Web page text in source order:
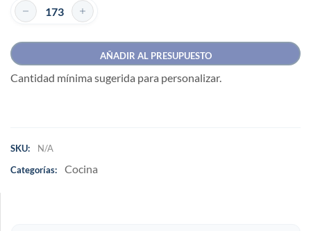
AÑADIR AL PRESUPUESTO
Cantidad mínima sugerida para personalizar.
SKU:
N/A
Categorías:
Cocina